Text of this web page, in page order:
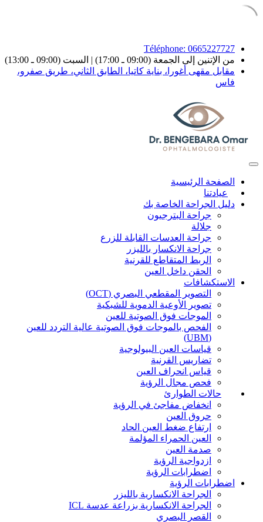
Téléphone: 0665227727
من الإتنين إلى الجمعة (09:00 ـ 17:00) | السبت (09:00 ـ 13:00)
مقابل مقهى أغورا، بناية كاتيا، الطابق الثاني، طريق صفرو،
فاس
الصفحة الرئيسية
عيادتنا
دليل الجراحة الخاصة بك
جراحة البترجيون
جلالة
جراحة العدسات القابلة للزرع
جراحة الانكسار بالليزر
الربط المتقاطع للقرنية
الحقن داخل العين
الاستكشافات
التصوير المقطعي البصري (OCT)
تصوير الأوعية الدموية للشبكية
الموجات فوق الصوتية للعين
الفحص بالموجات فوق الصوتية عالية التردد للعين
(UBM)
قياسات العين البيولوجية
تضاريس القرنية
قياس انحراف العين
فحص مجال الرؤية
حالات الطوارئ
انخفاض مفاجئ في الرؤية
حروق العين
ارتفاع ضغط العين الحاد
العين الحمراء المؤلمة
صدمة العين
ازدواجية الرؤية
اضطرابات الرؤية
اضطرابات الرؤية
الجراحة الانكسارية بالليزر
الجراحة الانكسارية بزراعة عدسة ICL
القصر البصري